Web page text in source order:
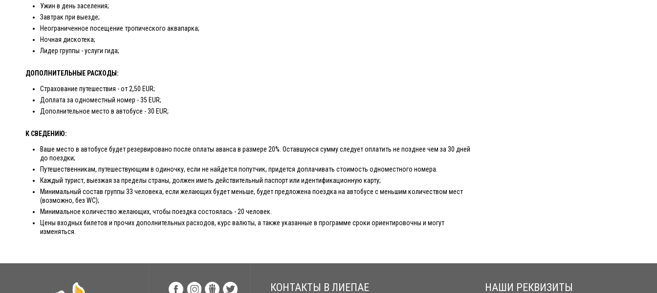
Ужин в день заселения;
Завтрак при выезде;
Неограниченное посещение тропического аквапарка;
Ночная дискотека;
Лидер группы - услуги гида;
ДОПОЛНИТЕЛЬНЫЕ РАСХОДЫ:
Страхование путешествия - от 2,50 EUR;
Доплата за одноместный номер - 35 EUR;
Дополнительное место в автобусе - 30 EUR;
К СВЕДЕНИЮ:
Ваше место в автобусе будет резервировано после оплаты аванса в размере 20%. Оставшуюся сумму следует оплатить не позднее чем за 30 дней
до поездки;
Путешественникам, путешествующим в одиночку, если не найдется попутчик, придется доплачивать стоимость одноместного номера.
Каждый турист, выезжая за пределы страны, должен иметь действительный паспорт или идентификационную карту;
Минимальный состав группы 33 человека, если желающих будет меньше, будет предложена поездка на автобусе с меньшим количеством мест
(возможно, без WC);
Минимальное количество желающих, чтобы поездка состоялась - 20 человек.
Цены входных билетов и прочих дополнительных расходов, курс валюты, а также указанные в программе сроки ориентировочны и могут
изменяться.
КОНТАКТЫ В ЛИЕПАЕ НАШИ РЕКВИЗИТЫ